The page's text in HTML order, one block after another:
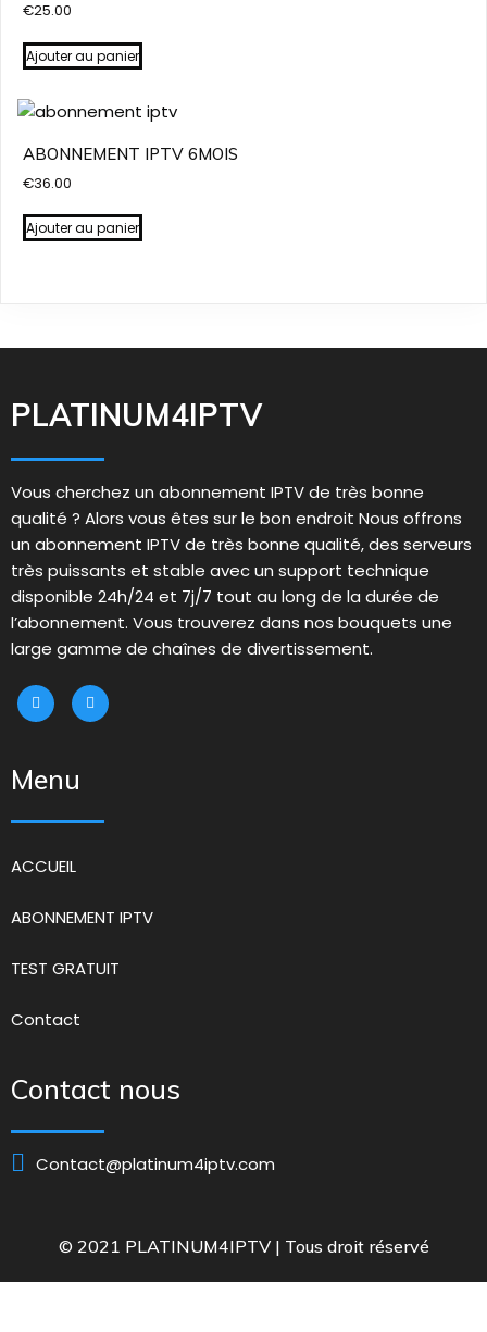
€25.00
Ajouter au panier
ABONNEMENT IPTV 6MOIS
€36.00
Ajouter au panier
PLATINUM4IPTV
Vous cherchez un abonnement IPTV de très bonne
qualité ? Alors vous êtes sur le bon endroit Nous offrons
un abonnement IPTV de très bonne qualité, des serveurs
très puissants et stable avec un support technique
disponible 24h/24 et 7j/7 tout au long de la durée de
l’abonnement. Vous trouverez dans nos bouquets une
large gamme de chaînes de divertissement.
Menu
ACCUEIL
ABONNEMENT IPTV
TEST GRATUIT
Contact
Contact nous
Contact@platinum4iptv.com
© 2021 PLATINUM4IPTV | Tous droit réservé